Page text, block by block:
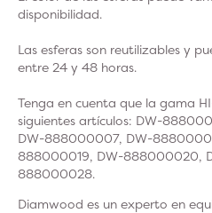
disponibilidad.
Las esferas son reutilizables y
entre 24 y 48 horas.
Tenga en cuenta que la gama
siguientes artículos: DW-
DW-888000007, DW-
888000019, DW-888000020,
888000028.
Diamwood es un experto en